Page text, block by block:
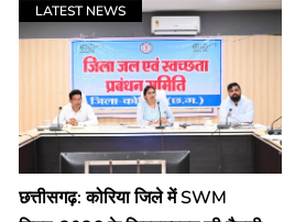
LATEST NEWS
छत्तीसगढ़: कोरिया जिले में SWM